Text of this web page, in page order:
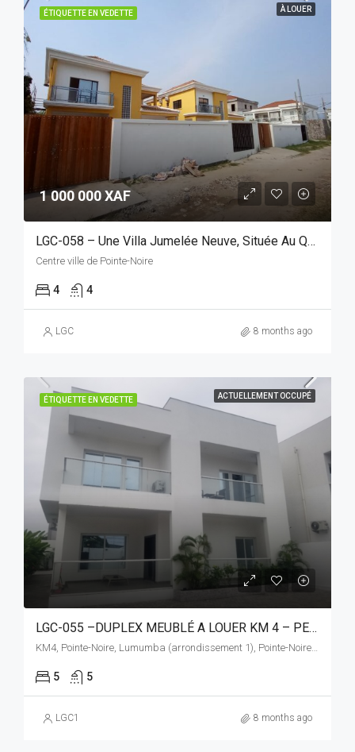
ÉTIQUETTE EN VEDETTE À LOUER
1 000 000 XAF
LGC-058 – Une Villa Jumelée Neuve, Située Au Quartier Wharf
Centre ville de Pointe-Noire
4 4
LGC 8 months ago
ÉTIQUETTE EN VEDETTE ACTUELLEMENT OCCUPÉ
LGC-055 –DUPLEX MEUBLÉ A LOUER KM 4 – PEMBA
KM4, Pointe-Noire, Lumumba (arrondissement 1), Pointe-Noire (commune), Pointe-Noire (département), Congo-Brazzaville
5 5
LGC1 8 months ago